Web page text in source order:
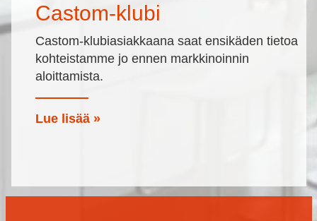
Castom-klubi
Castom-klubiasiakkaana saat ensikäden tietoa
kohteistamme jo ennen markkinoinnin
aloittamista.
Lue lisää »